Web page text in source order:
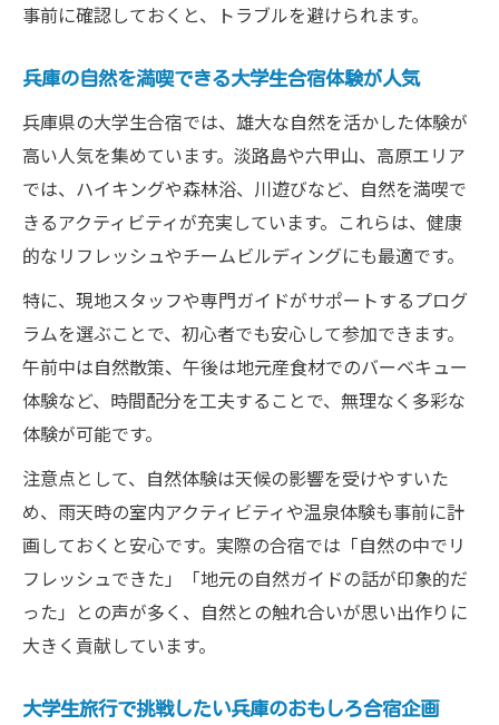
事前に確認しておくと、トラブルを避けられます。
兵庫の自然を満喫できる大学生合宿体験が人気
兵庫県の大学生合宿では、雄大な自然を活かした体験が
高い人気を集めています。淡路島や六甲山、高原エリア
では、ハイキングや森林浴、川遊びなど、自然を満喫で
きるアクティビティが充実しています。これらは、健康
的なリフレッシュやチームビルディングにも最適です。
特に、現地スタッフや専門ガイドがサポートするプログ
ラムを選ぶことで、初心者でも安心して参加できます。
午前中は自然散策、午後は地元産食材でのバーベキュー
体験など、時間配分を工夫することで、無理なく多彩な
体験が可能です。
注意点として、自然体験は天候の影響を受けやすいた
め、雨天時の室内アクティビティや温泉体験も事前に計
画しておくと安心です。実際の合宿では「自然の中でリ
フレッシュできた」「地元の自然ガイドの話が印象的だ
った」との声が多く、自然との触れ合いが思い出作りに
大きく貢献しています。
大学生旅行で挑戦したい兵庫のおもしろ合宿企画